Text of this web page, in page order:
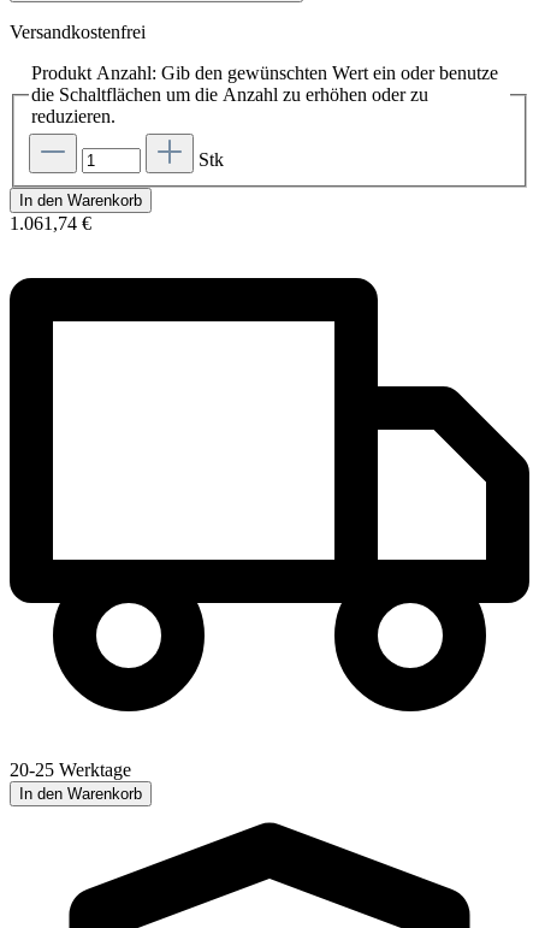
Versandkostenfrei
Produkt Anzahl: Gib den gewünschten Wert ein oder benutze
die Schaltflächen um die Anzahl zu erhöhen oder zu
reduzieren.
Stk
In den Warenkorb
1.061,74 €
20-25 Werktage
In den Warenkorb